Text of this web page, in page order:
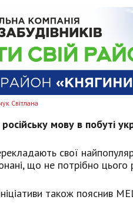
Світлана
мову в побуті
свої
що не потрібно цього
також пояснив